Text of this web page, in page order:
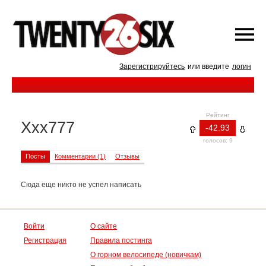
Зарегистрируйтесь или введите логин
Рейтинг
-42.93
голосов: 9
Xxx777
Посты Комментарии (1) Отзывы
Сюда еще никто не успел написать
Войти
Регистрация
О сайте
Правила постинга
О горном велосипеде (новичкам)